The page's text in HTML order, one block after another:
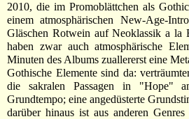
2010, die im Promoblättchen als
einem atmosphärischen New-Age-
Gläschen Rotwein auf Neoklassik a la
haben zwar auch atmosphärische
Minuten des Albums zuallererst eine
Gothische Elemente sind da:
die sakralen Passagen in "Hope"
Grundtempo; eine angedüsterte
darüber hinaus ist aus anderen